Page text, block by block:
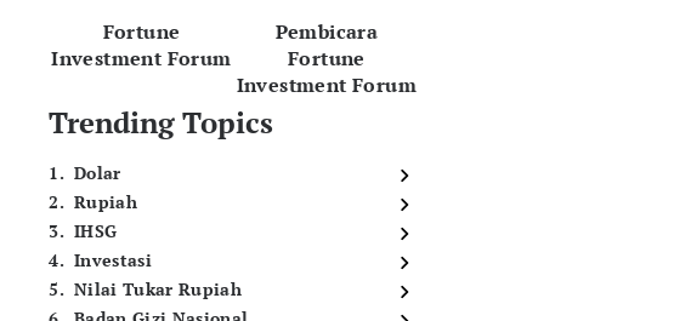
Fortune
Investment Forum
Pembicara
Fortune
Investment Forum
Trending Topics
1. Dolar
2. Rupiah
3. IHSG
4. Investasi
5. Nilai Tukar Rupiah